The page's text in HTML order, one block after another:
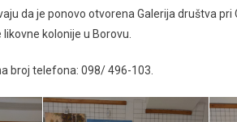
da je ponovo otvorena Galerija društva pri
kolonije u Borovu.
broj telefona: 098/ 496-103.